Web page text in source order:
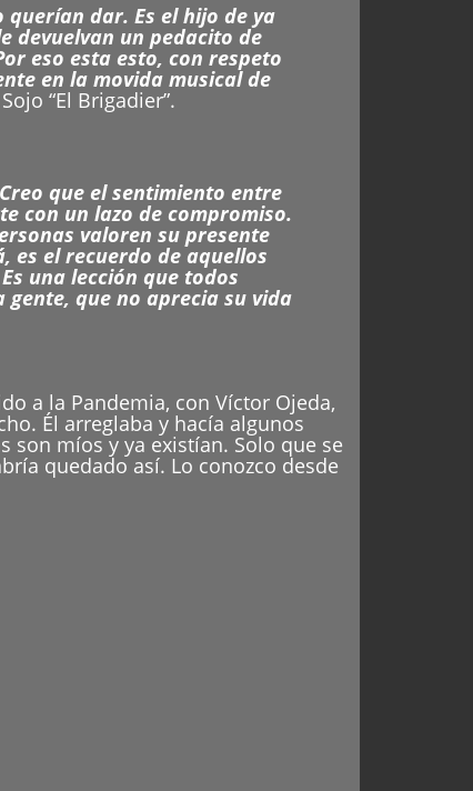
querían dar. Es el hijo de ya
devuelvan un pedacito de
eso esta esto, con respeto
en la movida musical de
“El Brigadier”.
que el sentimiento entre
con un lazo de compromiso.
valoren su presente
es el recuerdo de aquellos
una lección que todos
que no aprecia su vida
a la Pandemia, con Víctor Ojeda,
Él arreglaba y hacía algunos
son míos y ya existían. Solo que se
quedado así. Lo conozco desde